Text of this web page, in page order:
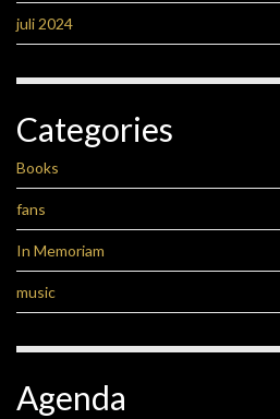
juli 2024
Categories
Books
fans
In Memoriam
music
Agenda